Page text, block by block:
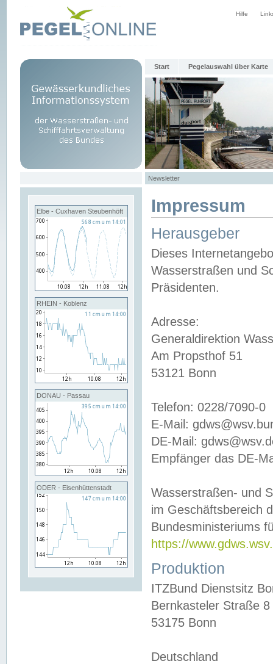
Hilfe
Start Pegelauswahl über Karte
Newsletter
Elbe - Cuxhaven Steubenhöft
RHEIN - Koblenz
DONAU - Passau
ODER - Eisenhüttenstadt
Impressum
Herausgeber
Dieses
Wasserstraßen und
Präsidenten.
Adresse:
Generaldirektion
Am Propsthof 51
53121 Bonn
Telefon: 0228/7090-0
E-Mail:
DE-Mail:
Empfänger das DE-
Wasserstraßen- und
im Geschäftsbereich
Bundesministeriums
https://
Produktion
ITZBund Dienstsitz
Bernkasteler Straße 8
53175 Bonn
Deutschland